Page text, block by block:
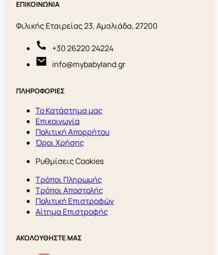
ΕΠΙΚΟΙΝΩΝΙΑ
Φιλικής Εταιρείας 23, Αμαλιάδα, 27200
+30 26220 24224
info@mybabyland.gr
ΠΛΗΡΟΦΟΡΙΕΣ
Το Κατάστημα μας
Επικοινωνία
Πολιτική Απορρήτου
Όροι Χρήσης
Ρυθμίσεις Cookies
Τρόποι Πληρωμής
Τρόποι Αποστολής
Πολιτική Επιστροφών
Αίτημα Επιστροφής
ΑΚΟΛΟΥΘΗΣΤΕ ΜΑΣ